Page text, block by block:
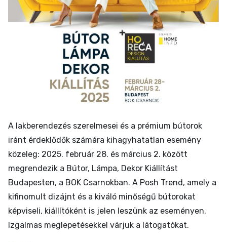
A lakberendezés szerelmesei és a prémium bútorok
iránt érdeklődők számára kihagyhatatlan esemény
közeleg: 2025. február 28. és március 2. között
megrendezik a Bútor, Lámpa, Dekor Kiállítást
Budapesten, a BOK Csarnokban. A Posh Trend, amely a
kifinomult dizájnt és a kiváló minőségű bútorokat
képviseli, kiállítóként is jelen leszünk az eseményen.
Izgalmas meglepetésekkel várjuk a látogatókat.